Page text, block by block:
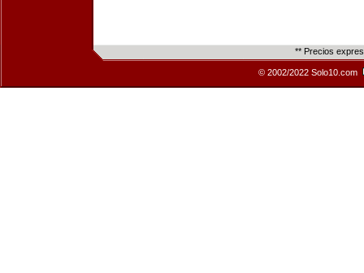
** Precios
© 2002/2022 Solo10.com